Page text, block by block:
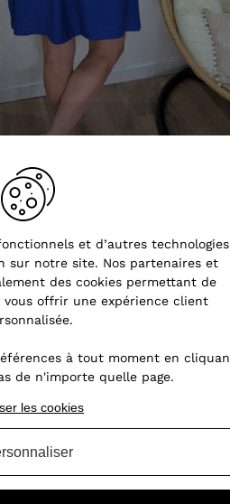
et d’autres technologies
sur notre site. Nos partenaires et
des cookies permettant de
offrir une expérience client
à tout moment en
de n'importe quelle page.
les cookies